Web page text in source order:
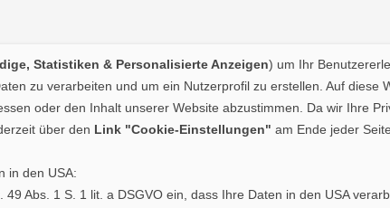
Statistiken & Personalisierte Anzeigen) um Ihr
zu verarbeiten und um ein Nutzerprofil zu erstellen. Auf diese
oder den Inhalt unserer Website abzustimmen. Da wir Ihre
über den Link "Cookie-Einstellungen" am Ende jeder
in den USA:
Abs. 1 S. 1 lit. a DSGVO ein, dass Ihre Daten in den USA